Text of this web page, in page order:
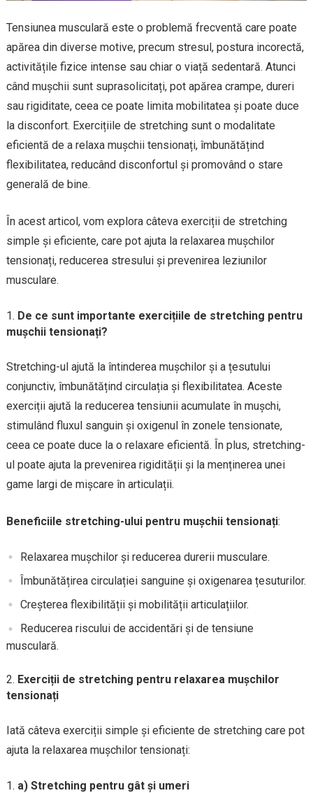
Tensiunea musculară este o problemă frecventă care poate
apărea din diverse motive, precum stresul, postura incorectă,
activitățile fizice intense sau chiar o viață sedentară. Atunci
când mușchii sunt suprasolicitați, pot apărea crampe, dureri
sau rigiditate, ceea ce poate limita mobilitatea și poate duce
la disconfort. Exercițiile de stretching sunt o modalitate
eficientă de a relaxa mușchii tensionați, îmbunătățind
flexibilitatea, reducând disconfortul și promovând o stare
generală de bine.
În acest articol, vom explora câteva exerciții de stretching
simple și eficiente, care pot ajuta la relaxarea mușchilor
tensionați, reducerea stresului și prevenirea leziunilor
musculare.
De ce sunt importante exercițiile de stretching pentru
mușchii tensionați?
Stretching-ul ajută la întinderea mușchilor și a țesutului
conjunctiv, îmbunătățind circulația și flexibilitatea. Aceste
exerciții ajută la reducerea tensiunii acumulate în mușchi,
stimulând fluxul sanguin și oxigenul în zonele tensionate,
ceea ce poate duce la o relaxare eficientă. În plus, stretching-
ul poate ajuta la prevenirea rigidității și la menținerea unei
game largi de mișcare în articulații.
Beneficiile stretching-ului pentru mușchii tensionați:
Relaxarea mușchilor și reducerea durerii musculare.
Îmbunătățirea circulației sanguine și oxigenarea țesuturilor.
Creșterea flexibilității și mobilității articulațiilor.
Reducerea riscului de accidentări și de tensiune
musculară.
Exerciții de stretching pentru relaxarea mușchilor
tensionați
Iată câteva exerciții simple și eficiente de stretching care pot
ajuta la relaxarea mușchilor tensionați:
a) Stretching pentru gât și umeri